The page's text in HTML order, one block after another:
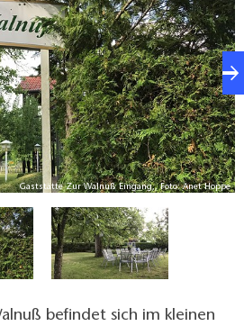
Gaststätte Zur Walnuß Eingang,, Foto: Anet Hoppe
befindet sich im kleinen